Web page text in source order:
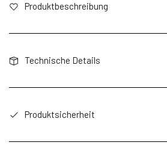
Produktbeschreibung
Technische Details
Produktsicherheit